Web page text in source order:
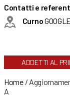
Contatti e
Curno
ADDETTI AL
Home/
A